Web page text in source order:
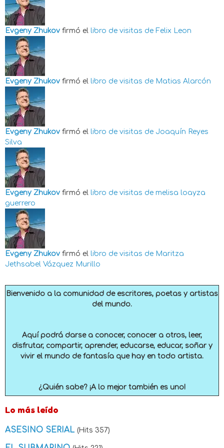
Evgeny Zhukov firmó el libro de visitas de Felix Leon
Evgeny Zhukov firmó el libro de visitas de Matias Alarcón
Evgeny Zhukov firmó el libro de visitas de Joaquín Reyes
Silva
Evgeny Zhukov firmó el libro de visitas de melisa loayza
guerrero
Evgeny Zhukov firmó el libro de visitas de Maritza
Jethsabel Vázquez Murillo
Bienvenido a la comunidad de escritores, poetas y artistas
del mundo.
Aquí podrá darse a conocer, conocer a otros, leer,
disfrutar, compartir, aprender, educarse, educar, soñar y
vivir el mundo de fantasía que hay en todo artista.
¿Quién sabe? ¡A lo mejor también es uno!
Lo más leído
ASESINO SERIAL (Hits 357)